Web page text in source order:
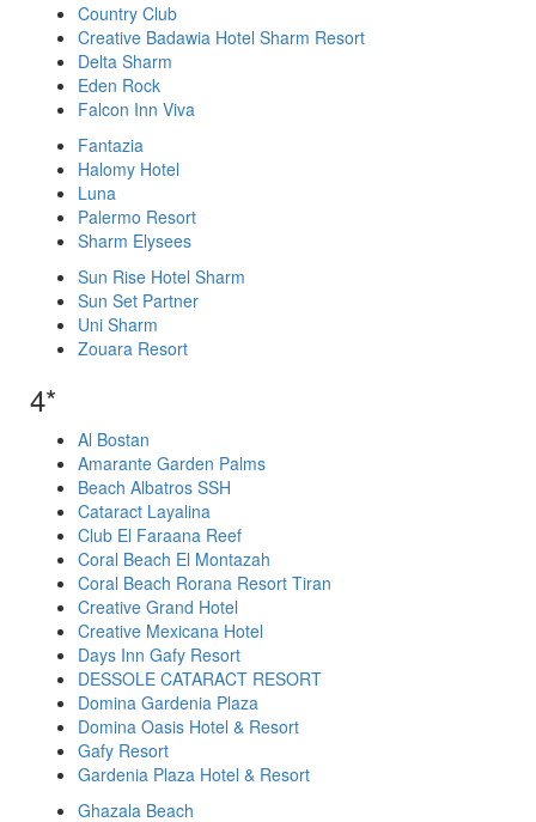
Country Club
Creative Badawia Hotel Sharm Resort
Delta Sharm
Eden Rock
Falcon Inn Viva
Fantazia
Halomy Hotel
Luna
Palermo Resort
Sharm Elysees
Sun Rise Hotel Sharm
Sun Set Partner
Uni Sharm
Zouara Resort
4*
Al Bostan
Amarante Garden Palms
Beach Albatros SSH
Cataract Layalina
Club El Faraana Reef
Coral Beach El Montazah
Coral Beach Rorana Resort Tiran
Creative Grand Hotel
Creative Mexicana Hotel
Days Inn Gafy Resort
DESSOLE CATARACT RESORT
Domina Gardenia Plaza
Domina Oasis Hotel & Resort
Gafy Resort
Gardenia Plaza Hotel & Resort
Ghazala Beach